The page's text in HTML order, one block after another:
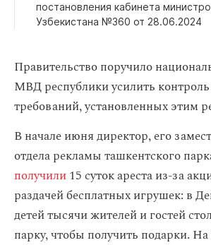
постановления кабинета
Узбекистана №360 от 28.06.2024
Правительство поручило
МВД республики усилить
требований, установленных этим
В начале июня директор, его
отдела рекламы ташкентского
получили15 суток ареста из‑за
раздачей бесплатных игрушек: в
детей тысячи жителей и гостей
парку, чтобы получить подарки.